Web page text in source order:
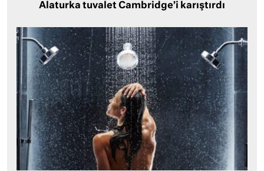
Alaturka tuvalet Cambridge’i karıştırdı